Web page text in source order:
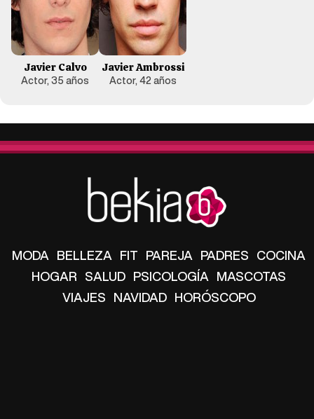
Javier Calvo
Actor, 35 años
Javier Ambrossi
Actor, 42 años
MODA BELLEZA FIT PAREJA PADRES COCINA
HOGAR SALUD PSICOLOGÍA MASCOTAS
VIAJES NAVIDAD HORÓSCOPO